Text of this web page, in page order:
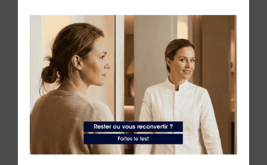
Nouveau : testez vos “soft
skills” avec ORIENTACTION